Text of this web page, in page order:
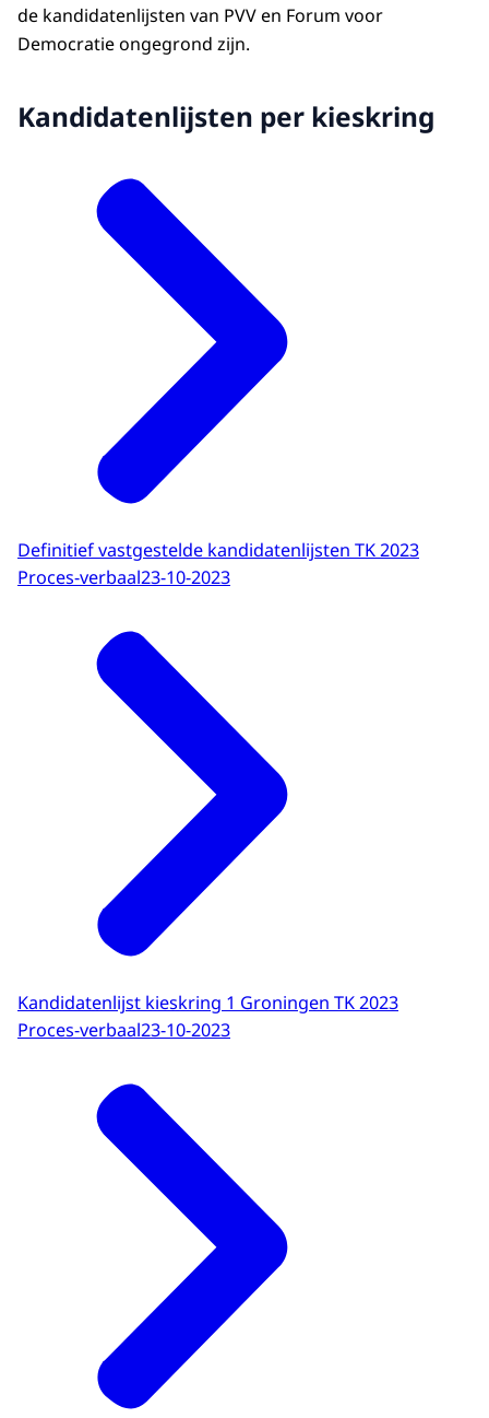
de kandidatenlijsten van PVV en Forum voor
Democratie ongegrond zijn.
Kandidatenlijsten per kieskring
Definitief vastgestelde kandidatenlijsten TK 2023
Proces-verbaal23-10-2023
Kandidatenlijst kieskring 1 Groningen TK 2023
Proces-verbaal23-10-2023